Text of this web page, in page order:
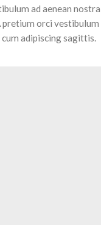
ad aenean nostra
pretium orci vestibulum
cum adipiscing sagittis.